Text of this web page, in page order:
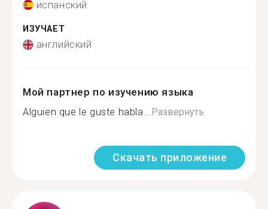
испанский
ИЗУЧАЕТ
английский
Мой партнер по изучению языка
Alguien que le guste habla...Развернуть
Скачать приложение